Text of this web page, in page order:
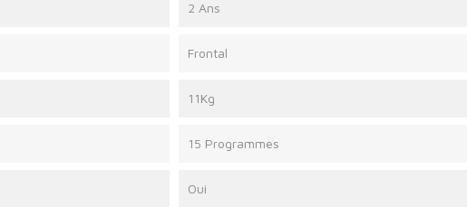
2 Ans
Frontal
11Kg
15 Programmes
Oui